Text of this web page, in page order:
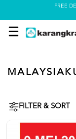
FILTER & SORT